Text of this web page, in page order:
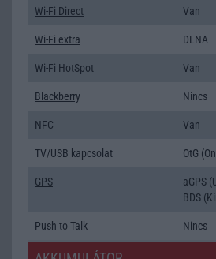
Wi-Fi Direct Van
Wi-Fi extra DLNA
Wi-Fi HotSpot Van
Blackberry Nincs
NFC Van
TV/USB kapcsolat OtG
GPS
aGPS
BDS
Push to Talk Nincs